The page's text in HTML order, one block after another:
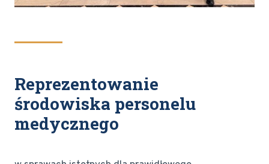
Reprezentowanie
środowiska personelu
medycznego